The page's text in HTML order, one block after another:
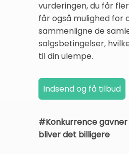
vurderingen, du får
får også mulighed for
sammenligne de
salgsbetingelser,
til din ulempe.
#Konkurrence gavner
bliver det billigere